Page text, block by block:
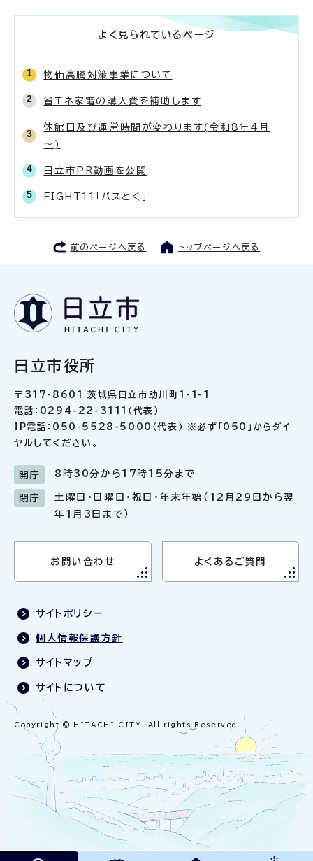
よく見られているページ
物価高騰対策事業について
省エネ家電の購入費を補助します
休館日及び運営時間が変わります(令和8年4月
～)
日立市PR動画を公開
FIGHT11「パスとく」
前のページへ戻る トップページへ戻る
日立市役所
〒317-8601 茨城県日立市助川町1-1-1
電話：0294-22-3111（代表）
IP電話：050-5528-5000（代表） ※必ず「050」からダイ
ヤルしてください。
開庁 8時30分から17時15分まで
閉庁
土曜日・日曜日・祝日・年末年始（12月29日から翌
年1月3日まで）
お問い合わせ よくあるご質問
サイトポリシー
個人情報保護方針
サイトマップ
サイトについて
Copyright © HITACHI CITY. All rights Reserved.